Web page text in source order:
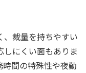
、裁量を持ちやすい
にくい面もありま
間の特殊性や夜勤